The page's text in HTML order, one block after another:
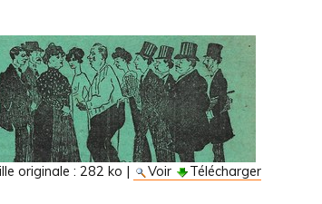
originale : 282 ko | Voir Télécharger